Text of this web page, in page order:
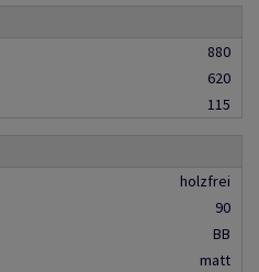
880
620
115
holzfrei
90
BB
matt